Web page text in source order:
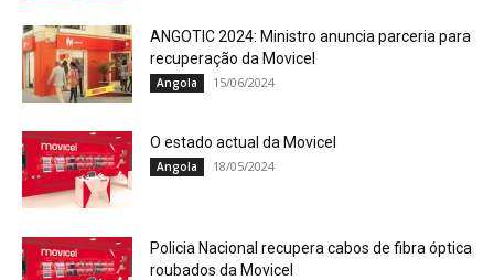
ANGOTIC 2024: Ministro anuncia parceria para
recuperação da Movicel
Angola 15/06/2024
O estado actual da Movicel
Angola 18/05/2024
Policia Nacional recupera cabos de fibra óptica
roubados da Movicel